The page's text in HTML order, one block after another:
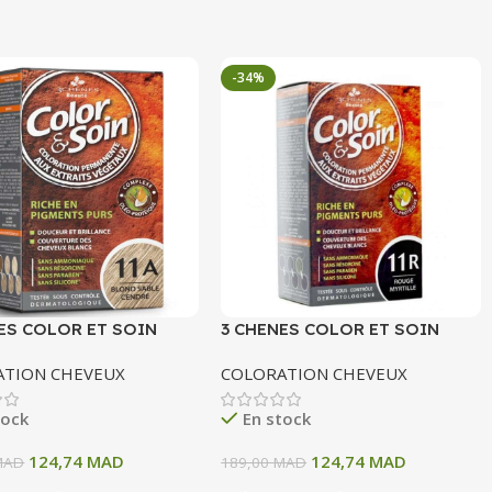
COLOR ET SOIN
SABLE CENDRE 135
CHEVEUX
124,74 MAD
-34%
3 CHENES COLOR ET SOIN
11R ROUGE MYRTILLE 135 ML
COLORATION CHEVEUX
En stock
189,00MAD 124,74 MAD